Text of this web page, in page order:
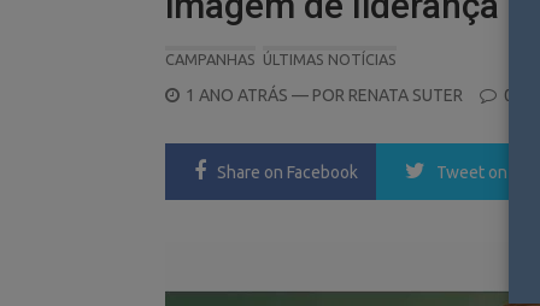
CAMPANHAS ÚLTIMAS NOTÍCIAS
POSTED
1 ANO ATRÁS — POR RENATA SUTER 0
Share on Facebook Tweet on